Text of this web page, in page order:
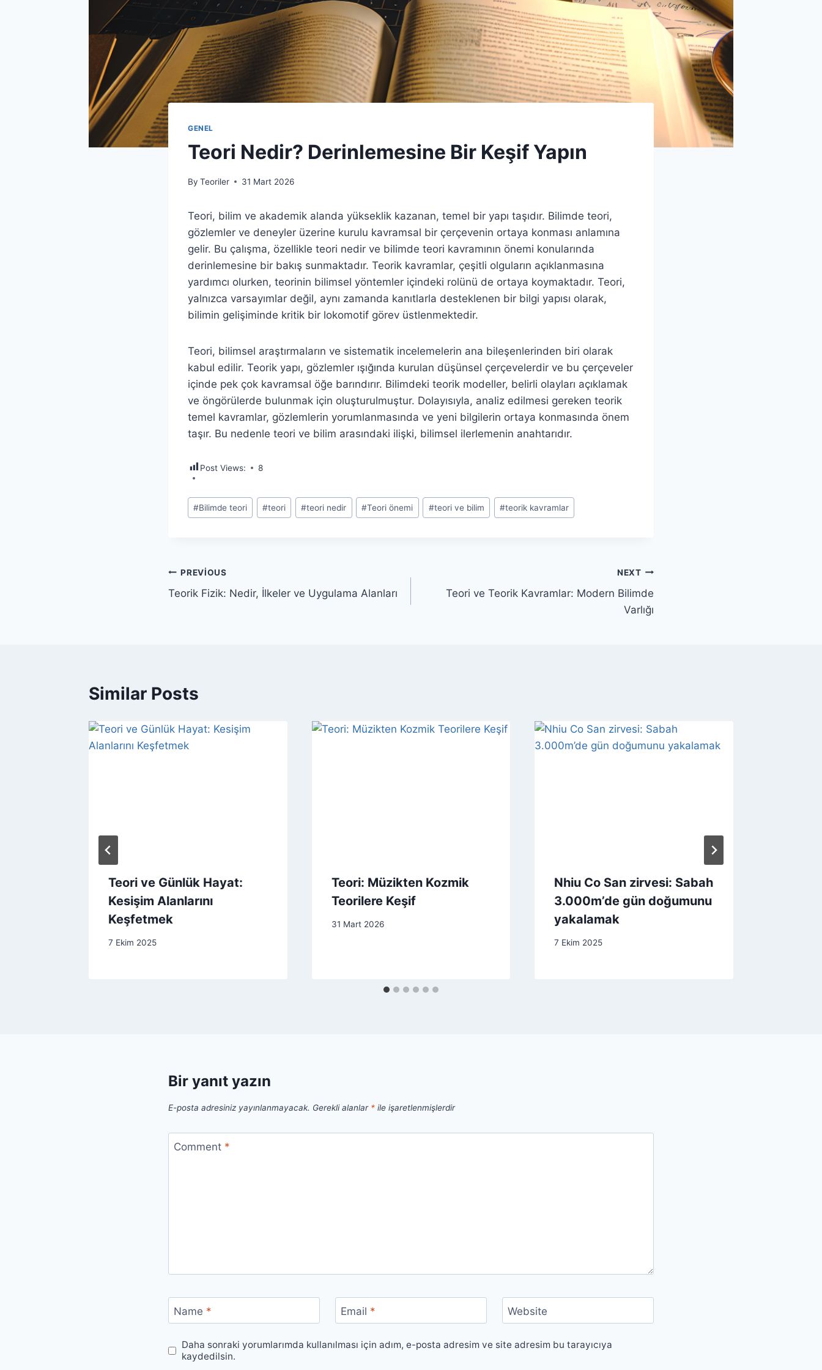
GENEL
Teori Nedir? Derinlemesine Bir Keşif Yapın
By Teoriler 31 Mart 2026
Teori, bilim ve akademik alanda yükseklik kazanan, temel bir yapı taşıdır. Bilimde teori,
gözlemler ve deneyler üzerine kurulu kavramsal bir çerçevenin ortaya konması anlamına
gelir. Bu çalışma, özellikle teori nedir ve bilimde teori kavramının önemi konularında
derinlemesine bir bakış sunmaktadır. Teorik kavramlar, çeşitli olguların açıklanmasına
yardımcı olurken, teorinin bilimsel yöntemler içindeki rolünü de ortaya koymaktadır. Teori,
yalnızca varsayımlar değil, aynı zamanda kanıtlarla desteklenen bir bilgi yapısı olarak,
bilimin gelişiminde kritik bir lokomotif görev üstlenmektedir.
Teori, bilimsel araştırmaların ve sistematik incelemelerin ana bileşenlerinden biri olarak
kabul edilir. Teorik yapı, gözlemler ışığında kurulan düşünsel çerçevelerdir ve bu çerçeveler
içinde pek çok kavramsal öğe barındırır. Bilimdeki teorik modeller, belirli olayları açıklamak
ve öngörülerde bulunmak için oluşturulmuştur. Dolayısıyla, analiz edilmesi gereken teorik
temel kavramlar, gözlemlerin yorumlanmasında ve yeni bilgilerin ortaya konmasında önem
taşır. Bu nedenle teori ve bilim arasındaki ilişki, bilimsel ilerlemenin anahtarıdır.
Post Views: 8
Post
Tags:
#Bilimde teori #teori #teori nedir #Teori önemi #teori ve bilim #teorik kavramlar
Yazı
gezinmesi
PREVIOUS
Teorik Fizik: Nedir, İlkeler ve Uygulama Alanları
NEXT
Teori ve Teorik Kavramlar: Modern Bilimde
Varlığı
Similar Posts
Teori ve Günlük Hayat:
Kesişim Alanlarını
Keşfetmek
7 Ekim 2025
Teori: Müzikten Kozmik
Teorilere Keşif
31 Mart 2026
Nhiu Co San zirvesi: Sabah
3.000m’de gün doğumunu
yakalamak
7 Ekim 2025
Bir yanıt yazın
E-posta adresiniz yayınlanmayacak. Gerekli alanlar * ile işaretlenmişlerdir
Comment *
Name * Email * Website
Daha sonraki yorumlarımda kullanılması için adım, e-posta adresim ve site adresim bu tarayıcıya
kaydedilsin.